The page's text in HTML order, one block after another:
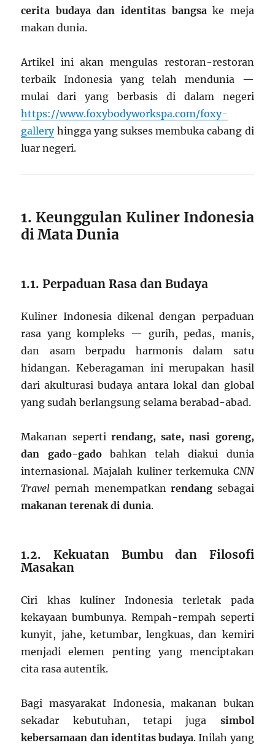
cerita budaya dan identitas bangsake meja
makan dunia.
Artikel ini akan mengulas restoran-restoran
terbaik Indonesia yang telah mendunia —
mulai dari yang berbasis di dalam negeri
https://www.foxybodyworkspa.com/foxy-
galleryhingga yang sukses membuka cabang di
luar negeri.
1. Keunggulan Kuliner Indonesia
di Mata Dunia
1.1. Perpaduan Rasa dan Budaya
Kuliner Indonesia dikenal dengan perpaduan
rasa yang kompleks — gurih, pedas, manis,
dan asam berpadu harmonis dalam satu
hidangan. Keberagaman ini merupakan hasil
dari akulturasi budaya antara lokal dan global
yang sudah berlangsung selama berabad-abad.
Makanan seperti rendang, sate, nasi goreng,
dan gado-gadobahkan telah diakui dunia
internasional. Majalah kuliner terkemuka CNN
Travel pernah menempatkanrendang sebagai
makanan terenak di dunia.
1.2. Kekuatan Bumbu dan Filosofi
Masakan
Ciri khas kuliner Indonesia terletak pada
kekayaan bumbunya. Rempah-rempah seperti
kunyit, jahe, ketumbar, lengkuas, dan kemiri
menjadi elemen penting yang menciptakan
cita rasa autentik.
Bagi masyarakat Indonesia, makanan bukan
sekadar kebutuhan, tetapi juga simbol
kebersamaan dan identitas budaya. Inilah yang